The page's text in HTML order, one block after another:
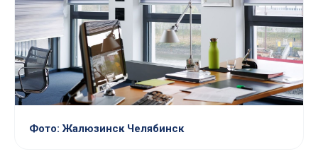
Фото: Жалюзинск Челябинск